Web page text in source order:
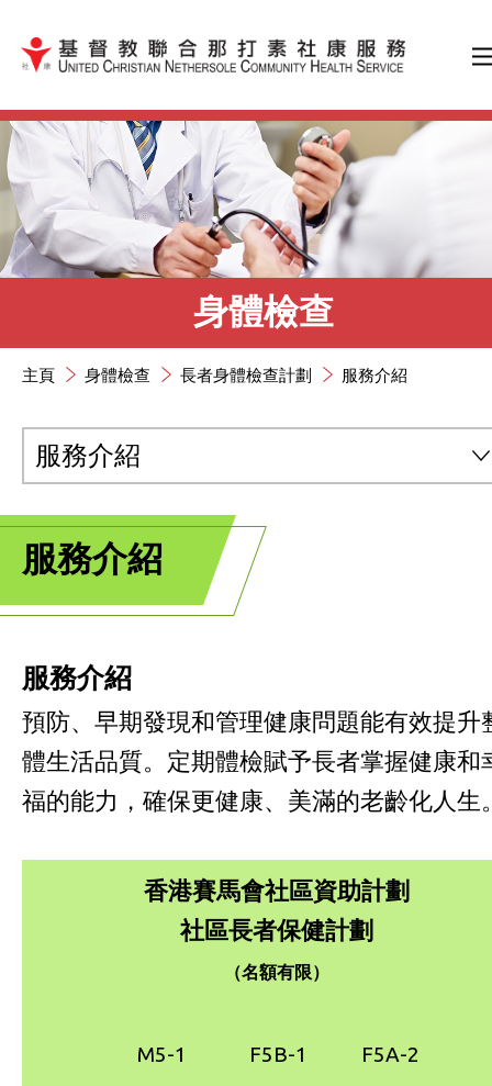
跳到內容（按輸入鍵）
身體檢查
主頁 身體檢查 長者身體檢查計劃 服務介紹
服務介紹
服務介紹
服務介紹
預防、早期發現和管理健康問題能有效提升
體生活品質。定期體檢賦予長者掌握健康和
福的能力，確保更健康、美滿的老齡化人生
香港賽馬會社區資助計劃
社區長者保健計劃
（名額有限）
M5-1 F5B-1 F5A-2